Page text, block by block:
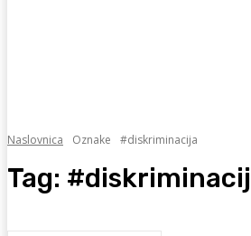
Naslovnica Oznake #diskriminacija
Tag: